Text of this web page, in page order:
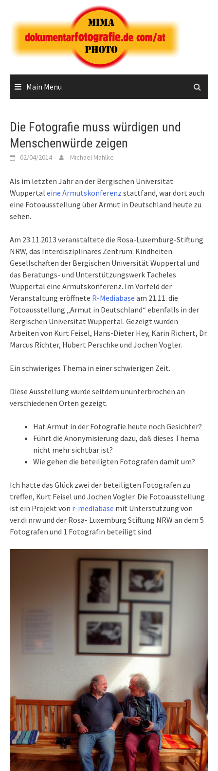
content
Main Menu
Die Fotografie muss würdigen und
Menschenwürde zeigen
02/04/2014 Michael Mahlke
Als im letzten Jahr an der Bergischen Universität
Wuppertal eine Armutskonferenz stattfand, war dort auch
eine Fotoausstellung über Armut in Deutschland heute zu
sehen.
Am 23.11.2013 veranstaltete die Rosa-Luxemburg-Stiftung
NRW, das Interdisziplinäres Zentrum: Kindheiten.
Gesellschaften der Bergischen Universität Wuppertal und
das Beratungs- und Unterstützungswerk Tacheles
Wuppertal eine Armutskonferenz. Im Vorfeld der
Veranstaltung eröffnete R-Mediabase am 21.11. die
Fotoausstellung „Armut in Deutschland“ ebenfalls in der
Bergischen Universität Wuppertal. Gezeigt wurden
Arbeiten von Kurt Feisel, Hans-Dieter Hey, Karin Richert, Dr.
Marcus Richter, Hubert Perschke und Jochen Vogler.
Ein schwieriges Thema in einer schwierigen Zeit.
Diese Ausstellung wurde seitdem ununterbrochen an
verschiedenen Orten gezeigt.
Hat Armut in der Fotografie heute noch Gesichter?
Führt die Anonymisierung dazu, daß dieses Thema
nicht mehr sichtbar ist?
Wie gehen die beteiligten Fotografen damit um?
Ich hatte das Glück zwei der beteiligten Fotografen zu
treffen, Kurt Feisel und Jochen Vogler. Die Fotoausstellung
ist ein Projekt von r-mediabase mit Unterstützung von
ver.di nrw und der Rosa- Luxemburg Stiftung NRW an dem 5
Fotografen und 1 Fotografin beteiligt sind.